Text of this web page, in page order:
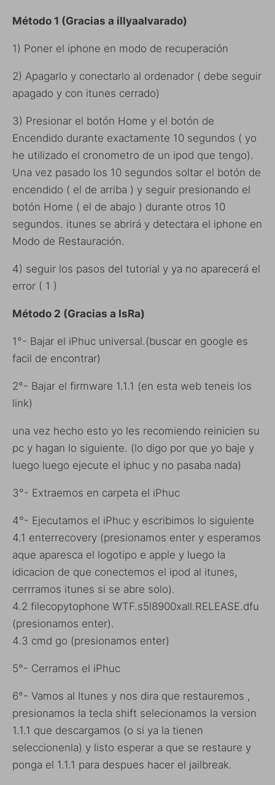
Método 1 (Gracias a illyaalvarado)
1) Poner el iphone en modo de recuperación
2) Apagarlo y conectarlo al ordenador ( debe seguir
apagado y con itunes cerrado)
3) Presionar el botón Home y el botón de
Encendido durante exactamente 10 segundos ( yo
he utilizado el cronometro de un ipod que tengo).
Una vez pasado los 10 segundos soltar el botón de
encendido ( el de arriba ) y seguir presionando el
botón Home ( el de abajo ) durante otros 10
segundos. itunes se abrirá y detectara el iphone en
Modo de Restauración.
4) seguir los pasos del tutorial y ya no aparecerá el
error ( 1 )
Método 2 (Gracias a IsRa)
1°- Bajar el iPhuc universal.(buscar en google es
facil de encontrar)
2°- Bajar el firmware 1.1.1 (en esta web teneis los
link)
una vez hecho esto yo les recomiendo reinicien su
pc y hagan lo siguiente. (lo digo por que yo baje y
luego luego ejecute el iphuc y no pasaba nada)
3°- Extraemos en carpeta el iPhuc
4°- Ejecutamos el iPhuc y escribimos lo siguiente
4.1 enterrecovery (presionamos enter y esperamos
aque aparesca el logotipo e apple y luego la
idicacion de que conectemos el ipod al itunes,
cerrramos itunes si se abre solo).
4.2 filecopytophone WTF.s5l8900xall.RELEASE.dfu
(presionamos enter).
4.3 cmd go (presionamos enter)
5°- Cerramos el iPhuc
6°- Vamos al Itunes y nos dira que restauremos ,
presionamos la tecla shift selecionamos la version
1.1.1 que descargamos (o si ya la tienen
seleccionenla) y listo esperar a que se restaure y
ponga el 1.1.1 para despues hacer el jailbreak.